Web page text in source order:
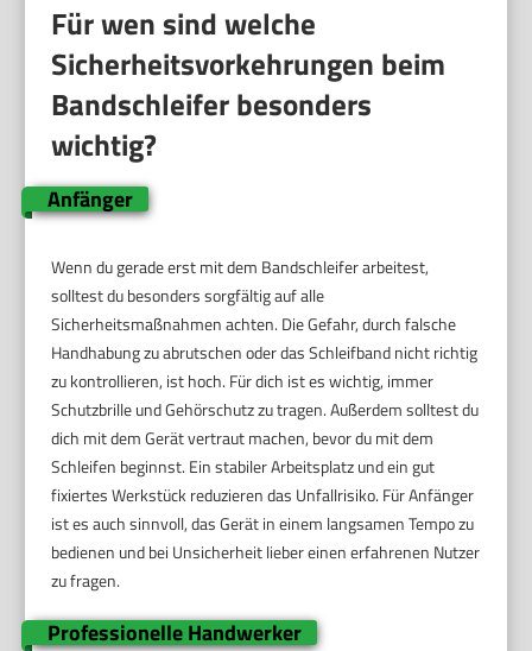
Für wen sind welche
Sicherheitsvorkehrungen beim
Bandschleifer besonders
wichtig?
Anfänger
Wenn du gerade erst mit dem Bandschleifer arbeitest,
solltest du besonders sorgfältig auf alle
Sicherheitsmaßnahmen achten. Die Gefahr, durch falsche
Handhabung zu abrutschen oder das Schleifband nicht richtig
zu kontrollieren, ist hoch. Für dich ist es wichtig, immer
Schutzbrille und Gehörschutz zu tragen. Außerdem solltest du
dich mit dem Gerät vertraut machen, bevor du mit dem
Schleifen beginnst. Ein stabiler Arbeitsplatz und ein gut
fixiertes Werkstück reduzieren das Unfallrisiko. Für Anfänger
ist es auch sinnvoll, das Gerät in einem langsamen Tempo zu
bedienen und bei Unsicherheit lieber einen erfahrenen Nutzer
zu fragen.
Professionelle Handwerker